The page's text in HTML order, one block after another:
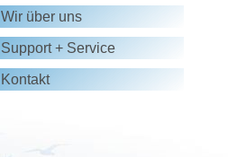
Wir über uns
Support + Service
Kontakt